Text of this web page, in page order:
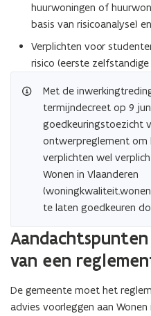
n
s
)
huurwoningen of
basis van risicoanalyse)
Verplichten voor
risico (eerste
Met de
termijndecreet op 9
goedkeuringstoezicht
ontwerpreglement
verplichten wel
Wonen in Vlaanderen
te laten goedkeuren
van een
De gemeente moet het
advies voorleggen aan Wonen